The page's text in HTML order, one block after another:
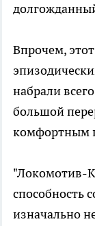
Впрочем,
набрали
большой
комфортным
"Локомотив-
способность
изначально